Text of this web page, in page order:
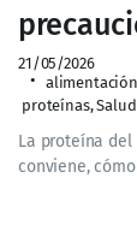
21/05/2026
proteínas,
La proteína del
conviene,